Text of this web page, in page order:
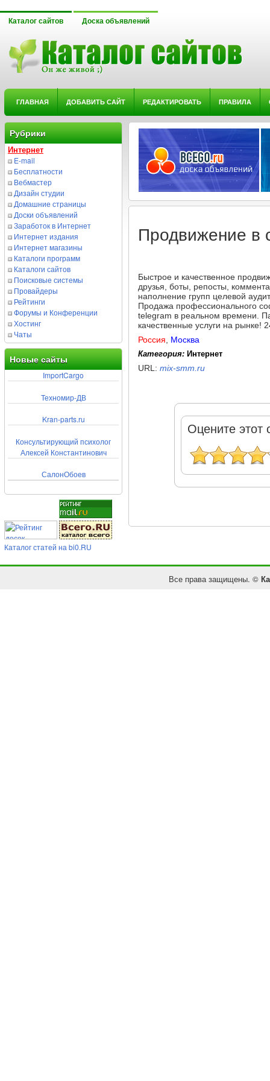
Каталог сайтов Доска объявлений
ГЛАВНАЯ ДОБАВИТЬ САЙТ РЕДАКТИРОВАТЬ ПРАВИЛА
Рубрики
Интернет
E-mail
Бесплатности
Вебмастер
Дизайн студии
Домашние страницы
Доски объявлений
Заработок в Интернет
Интернет издания
Интернет магазины
Каталоги программ
Каталоги сайтов
Поисковые системы
Провайдеры
Рейтинги
Форумы и Конференции
Хостинг
Чаты
Новые сайты
ImportCargo
Техномир-ДВ
Kran-parts.ru
Консультирующий психолог
Алексей Константинович
СалонОбоев
Каталог статей на bi0.RU
Продвижение в
Быстрое и качественное
друзья, боты, репосты,
наполнение групп целевой
Продажа профессионального
telegram в реальном времени.
качественные услуги на рынке!
Россия
Москва
Категория: Интернет
URL: mix-smm.ru
Оцените этот
Все права защищены. ©